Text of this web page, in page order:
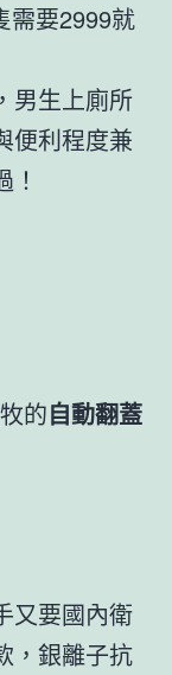
需要2999就
男生上廁所
便利程度兼
的自動翻蓋
又要國內衛
，銀離子抗